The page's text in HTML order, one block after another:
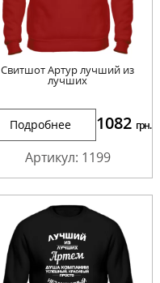
Свитшот Артур лучший из
лучших
Подробнее 1082 грн.
Артикул: 1199